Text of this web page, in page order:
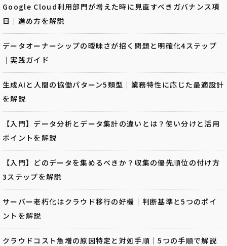
Google Cloud利用部門が増えた時に見直すべきガバナンス項
目｜進め方を解説
データオーナーシップの曖昧さが招く問題と明確化4ステップ
｜実践ガイド
生成AIと人間の協働パターン5類型｜業務特性に応じた最適設計
を解説
【入門】データ分析とデータ集計の違いとは？使い分けと活用
ポイントを解説
【入門】どのデータを集めるべきか？収集の優先順位の付け方
3ステップを解説
サーバー老朽化はクラウド移行の好機｜判断基準と5つのポイ
ントを解説
クラウドコスト急増の原因特定と対処手順｜5つの手順で解説